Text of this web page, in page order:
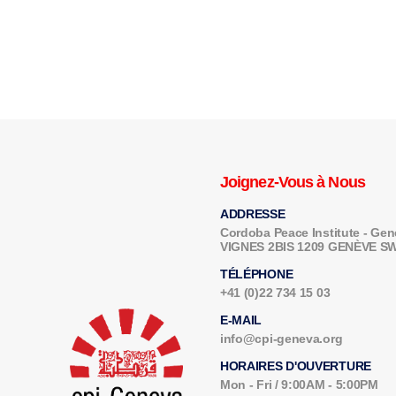
Joignez-Vous à Nous
ADDRESSE
Cordoba Peace Institute -
VIGNES 2BIS 1209 GENÈVE
TÉLÉPHONE
+41 (0)22 734 15 03
E-MAIL
info@cpi-geneva.org
HORAIRES D'OUVERTURE
Mon - Fri / 9:00AM - 5:00PM